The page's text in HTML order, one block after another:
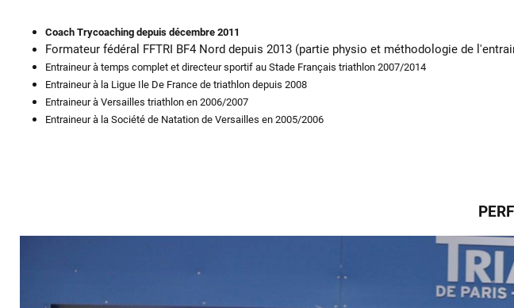
Coach Trycoaching depuis décembre 2011
Formateur fédéral FFTRI BF4 Nord depuis 2013 (partie physio et méthodologie de
Entraineur à temps complet et directeur sportif au Stade Français triathlon 2007/2014
Entraineur à la Ligue Ile De France de triathlon depuis 2008
Entraineur à Versailles triathlon en 2006/2007
Entraineur à la Société de Natation de Versailles en 2005/2006